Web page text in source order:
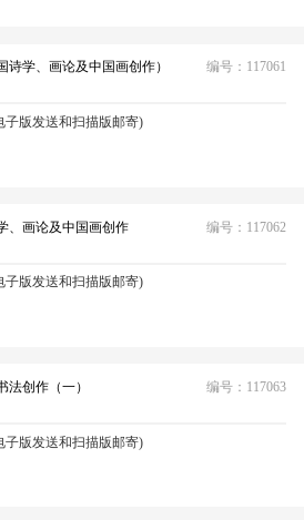
诗学、画论及中国画创作） 编号：117061
子版发送和扫描版邮寄)
、画论及中国画创作 编号：117062
子版发送和扫描版邮寄)
法创作（一） 编号：117063
子版发送和扫描版邮寄)